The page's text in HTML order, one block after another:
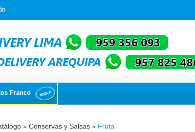
Franco
» Conservas y Salsas » Fruta